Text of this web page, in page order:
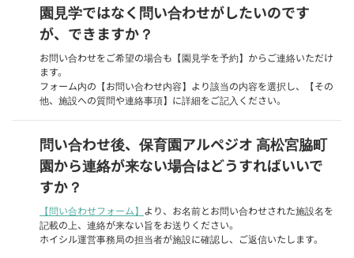
園見学ではなく問い合わせがしたいのです
が、できますか？
お問い合わせをご希望の場合も【園見学を予約】からご連絡いただけ
ます。
フォーム内の【お問い合わせ内容】より該当の内容を選択し、【その
他、施設への質問や連絡事項】に詳細をご記入ください。
問い合わせ後、保育園アルペジオ 高松宮脇町
園から連絡が来ない場合はどうすればいいで
すか？
【問い合わせフォーム】 より、お名前とお問い合わせされた施設名を
記載の上、連絡が来ない旨をお送りください。
ホイシル運営事務局の担当者が施設に確認し、ご返信いたします。